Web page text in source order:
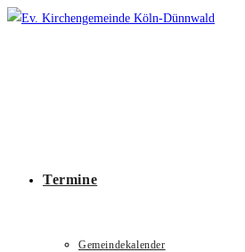
Zum
Termine
Gemeindekalender